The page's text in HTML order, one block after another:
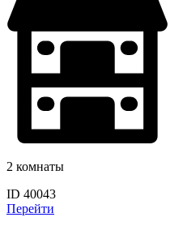
2 комнаты
ID 40043
Перейти